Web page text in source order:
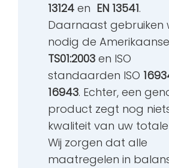
13124 en EN 13541.
Daarnaast gebruiken
nodig de Amerikaanse
TS01:2003 en ISO
standaarden ISO
16943. Echter, een
product zegt nog
kwaliteit van uw
Wij zorgen dat alle
maatregelen in